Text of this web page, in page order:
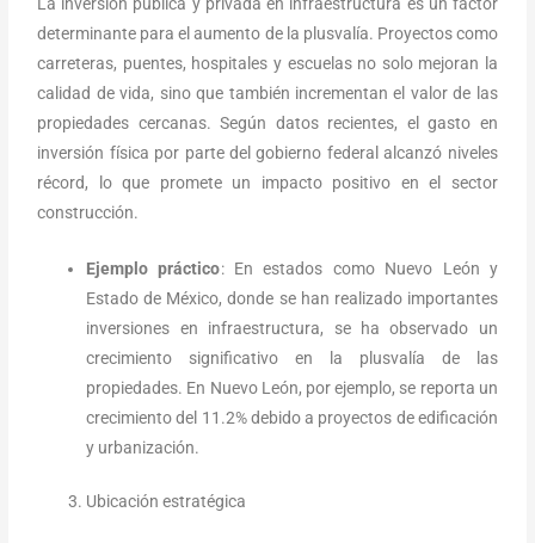
determinante para el aumento de la plusvalía. Proyectos como
carreteras, puentes, hospitales y escuelas no solo mejoran la
calidad de vida, sino que también incrementan el valor de las
propiedades cercanas. Según datos recientes, el gasto en
inversión física por parte del gobierno federal alcanzó niveles
récord, lo que promete un impacto positivo en el sector
construcción.
Ejemplo práctico: En estados como Nuevo León y
Estado de México, donde se han realizado importantes
inversiones en infraestructura, se ha observado un
crecimiento significativo en la plusvalía de las
propiedades. En Nuevo León, por ejemplo, se reporta un
crecimiento del 11.2% debido a proyectos de edificación
y urbanización.
Ubicación estratégica